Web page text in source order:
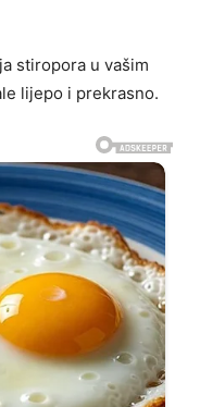
stiropora u vašim
lijepo i prekrasno.